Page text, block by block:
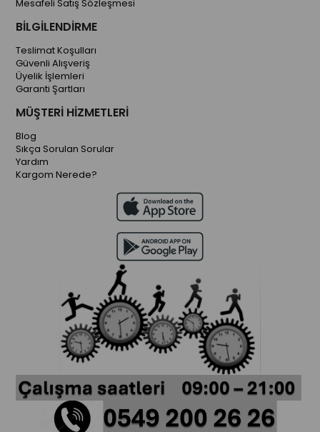
Mesafeli Satış Sözleşmesi
BİLGİLENDİRME
Teslimat Koşulları
Güvenli Alışveriş
Üyelik İşlemleri
Garanti Şartları
MÜŞTERİ HİZMETLERİ
Blog
Sıkça Sorulan Sorular
Yardım
Kargom Nerede?